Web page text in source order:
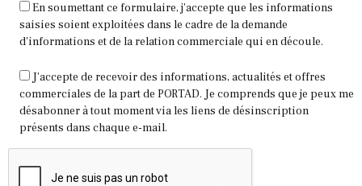
En soumettant ce formulaire, j'accepte que les informations
saisies soient exploitées dans le cadre de la demande
d'informations et de la relation commerciale qui en découle.
J’accepte de recevoir des informations, actualités et offres
commerciales de la part de PORTAD. Je comprends que je peux me
désabonner à tout moment via les liens de désinscription
présents dans chaque e-mail.